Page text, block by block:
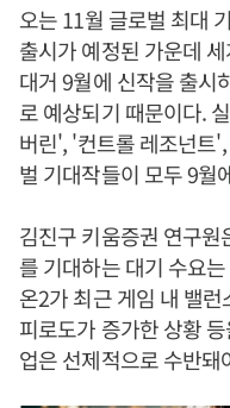
오는 11월 글로벌 최대
출시가 예정된 가운데
대거 9월에 신작을 출시
로 예상되기 때문이다.
버린', '컨트롤 레조넌트
벌 기대작들이 모두 9월
김진구 키움증권 연구
를 기대하는 대기 수요
온2가 최근 게임 내 밸
피로도가 증가한 상황
업은 선제적으로 수반